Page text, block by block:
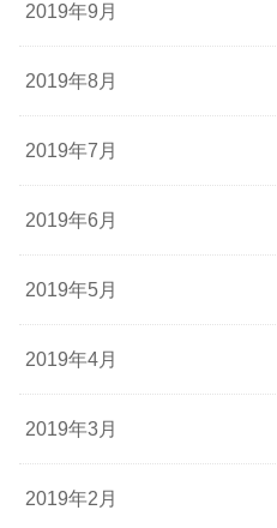
2019年9月
2019年8月
2019年7月
2019年6月
2019年5月
2019年4月
2019年3月
2019年2月